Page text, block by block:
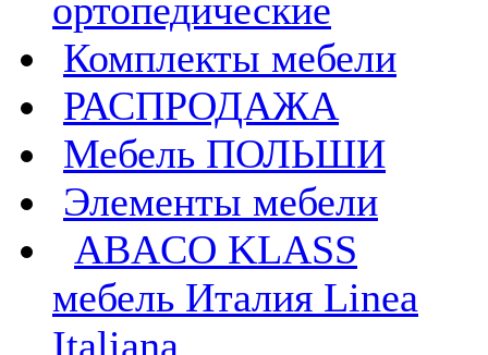
ортопедические
Комплекты мебели
РАСПРОДАЖА
Мебель ПОЛЬШИ
Элементы мебели
ABACO KLASS
мебель Италия Linea
Italiana